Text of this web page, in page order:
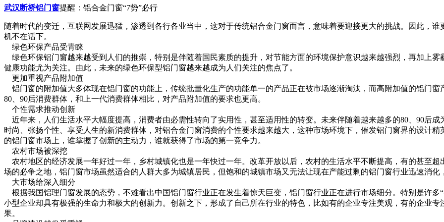
武汉断桥铝门窗提醒：铝合金门窗“7势”必行
随着时代的变迁，互联网发展迅猛，渗透到各行各业当中，这对于传统铝合金门窗而言，意味着要迎接更大的挑战。因此，
机不在话下。
绿色环保产品受青睐
绿色环保铝门窗越来越受到人们的推崇，特别是伴随着国民素质的提升，对节能方面的环境保护意识越来越强烈，再加上
健康功能尤为关注。由此，未来的绿色环保型铝门窗越来越成为人们关注的焦点了。
更加重视产品附加值
铝门窗的附加值大多体现在铝门窗的功能上，传统批量化生产的功能单一的产品正在被市场逐渐淘汰，而高附加值的铝门
80、90后消费群体，和上一代消费群体相比，对产品附加值的要求也更高。
个性需求推动创新
近年来，人们生活水平大幅度提高，消费者由必需性转向了实用性，甚至适用性的转变。未来伴随着越来越多的80、90后
时尚、张扬个性、享受人生的新消费群体，对铝合金门窗消费的个性要求越来越大，这种市场环境下，催发铝门窗界的设计
的铝门窗市场上，谁掌握了创新的主动力，谁就获得了市场的第一竞争力。
农村市场被深挖
农村地区的经济发展一年好过一年，乡村城镇化也是一年快过一年。改革开放以后，农村的生活水平不断提高，有的甚至
场的必争之地，铝门窗市场虽然适合的人群大多为城镇居民，但饱和的城镇市场又无法让现在产能过剩的铝门窗行业迅速消
大市场给深入细分
根据我国铝理门窗发展的态势，不难看出中国铝门窗行业正在发生着惊天巨变，铝门窗行业正在进行市场细分。特别是许
小型企业却具有极强的生命力和极大的创新力。创新之下，形成了自己所在行业的特色，比如有的企业专注美观，有的企业
果。